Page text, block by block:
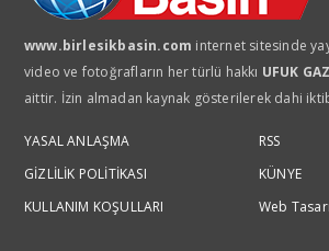
www.birlesikbasin.com internet sitesinde
video ve fotoğrafların her türlü hakkı UFUK
aittir. İzin almadan kaynak gösterilerek dahi
YASAL ANLAŞMA
GİZLİLİK POLİTİKASI
KULLANIM KOŞULLARI
RSS
KÜNYE
Web